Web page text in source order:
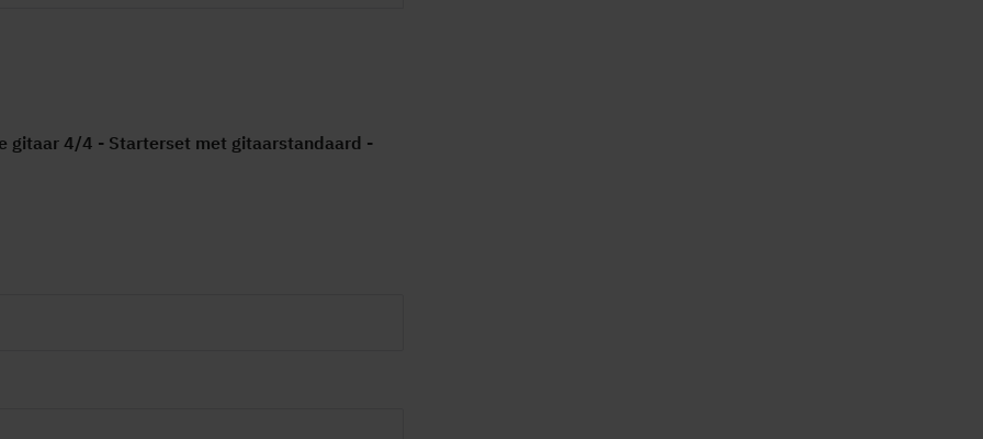
gitaar 4/4 - Starterset met gitaarstandaard -